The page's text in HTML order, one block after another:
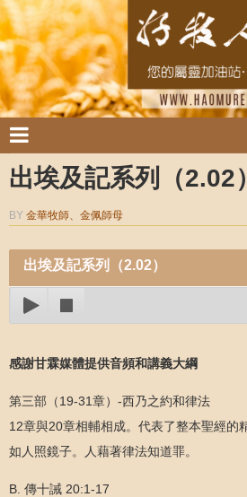
出埃及記系列（2.02）
BY 金華牧師、金佩師母
出埃及記系列（2.02）
感謝甘霖媒體提供音頻和講義大綱
第三部（19-31章）-西乃之約和律法
12章與20章相輔相成。代表了整本聖經的
如人照鏡子。人藉著律法知道罪。
B. 傳十誡 20:1-17